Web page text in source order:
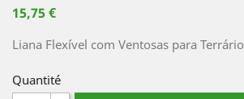
15,75 €
Liana Flexível com Ventosas para Terrário
Quantité